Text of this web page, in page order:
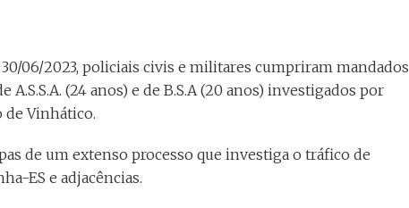
06/2023, policiais civis e militares cumpriram mandados
A.S.S.A. (24 anos) e de B.S.A (20 anos) investigados por
Vinhático.
de um extenso processo que investiga o tráfico de
ES e adjacências.